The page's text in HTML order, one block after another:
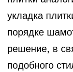
укладка
порядке
решение, в
подобного